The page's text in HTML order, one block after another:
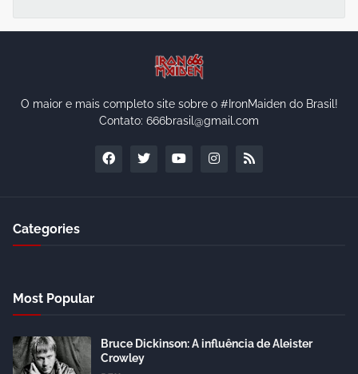
O maior e mais completo site sobre o #IronMaiden do Brasil!
Contato: 666brasil@gmail.com
Categories
Most Popular
Bruce Dickinson: A influência de Aleister
Crowley